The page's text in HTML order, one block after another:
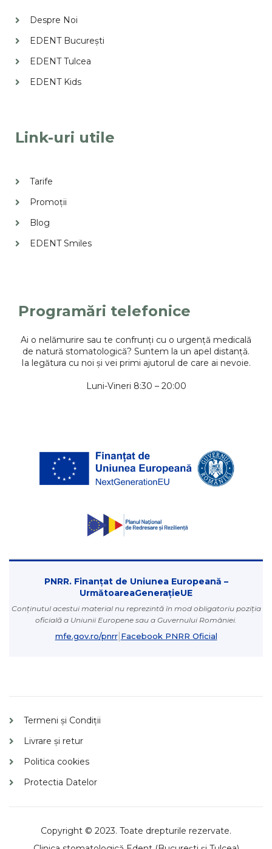
Despre Noi
EDENT București
EDENT Tulcea
EDENT Kids
Link-uri utile
Tarife
Promoții
Blog
EDENT Smiles
Programări telefonice
Ai o nelămurire sau te confrunți cu o urgență medicală
de natură stomatologică? Suntem la un apel distanță.
Ia legătura cu noi și vei primi ajutorul de care ai nevoie.
Luni-Vineri 8:30 – 20:00
PNRR. Finanțat de Uniunea Europeană –
UrmătoareaGenerațieUE
Conținutul acestui material nu reprezintă în mod obligatoriu poziția
oficială a Uniunii Europene sau a Guvernului României.
mfe.gov.ro/pnrr| Facebook PNRR Oficial
Termeni și Condiții
Livrare și retur
Politica cookies
Protectia Datelor
Copyright © 2023. Toate drepturile rezervate.